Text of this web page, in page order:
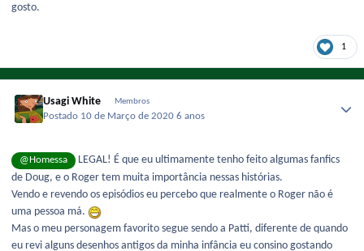
gosto.
1
Usagi White Membros
Postado 10 de Março de 20206 anos
@Homessa
LEGAL! É que eu ultimamente tenho feito algumas fanfics
de Doug, e o Roger tem muita importância nessas histórias.
Vendo e revendo os episódios eu percebo que realmente o Roger não é
uma pessoa má.
Mas o meu personagem favorito segue sendo a Patti, diferente de quando
eu revi alguns desenhos antigos da minha infância eu consino gostando